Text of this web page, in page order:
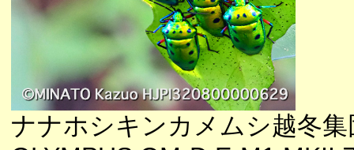
ナナホシキンカメムシ越冬集